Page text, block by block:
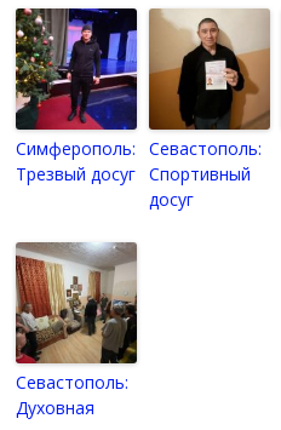
Симферополь:
Трезвый досуг
Севастополь:
Спортивный
досуг
Севастополь:
Духовная